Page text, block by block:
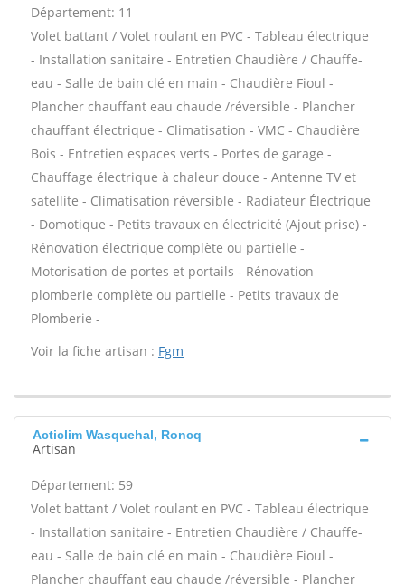
Département: 11
Volet battant / Volet roulant en PVC - Tableau électrique
- Installation sanitaire - Entretien Chaudière / Chauffe-
eau - Salle de bain clé en main - Chaudière Fioul -
Plancher chauffant eau chaude /réversible - Plancher
chauffant électrique - Climatisation - VMC - Chaudière
Bois - Entretien espaces verts - Portes de garage -
Chauffage électrique à chaleur douce - Antenne TV et
satellite - Climatisation réversible - Radiateur Électrique
- Domotique - Petits travaux en électricité (Ajout prise) -
Rénovation électrique complète ou partielle -
Motorisation de portes et portails - Rénovation
plomberie complète ou partielle - Petits travaux de
Plomberie -
Voir la fiche artisan : Fgm
Acticlim Wasquehal, Roncq
Artisan
Département: 59
Volet battant / Volet roulant en PVC - Tableau électrique
- Installation sanitaire - Entretien Chaudière / Chauffe-
eau - Salle de bain clé en main - Chaudière Fioul -
Plancher chauffant eau chaude /réversible - Plancher